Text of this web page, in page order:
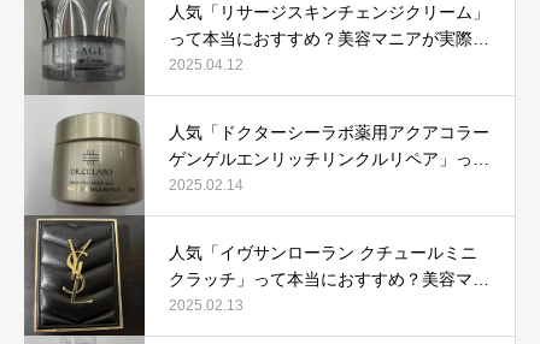
人気「リサージスキンチェンジクリーム」
って本当におすすめ？美容マニアが実際使
用して口コミを検証！
2025.04.12
人気「ドクターシーラボ薬用アクアコラー
ゲンゲルエンリッチリンクルリペア」って
本当におすすめ？美容マニアが実際使用し
て口コミを検証
2025.02.14
人気「イヴサンローラン クチュールミニ
クラッチ」って本当におすすめ？美容マニ
アが実際使用して口コミを検証！
2025.02.13